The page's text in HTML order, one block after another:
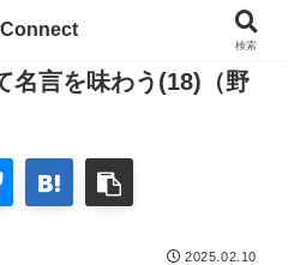
名言を味わう(18)（野
2025.02.10
検索